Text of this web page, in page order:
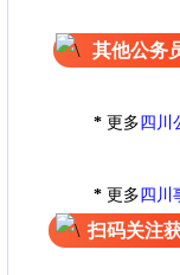
其他公务
* 更多 四川
* 更多 四川
扫码关注